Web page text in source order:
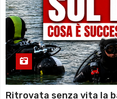
Ritrovata senza vita la